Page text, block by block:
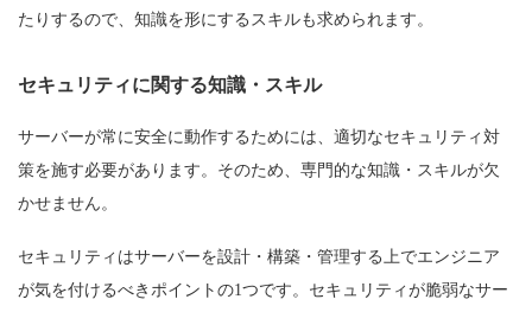
たりするので、知識を形にするスキルも求められます。
セキュリティに関する知識・スキル
サーバーが常に安全に動作するためには、適切なセキュリティ対
策を施す必要があります。そのため、専門的な知識・スキルが欠
かせません。
セキュリティはサーバーを設計・構築・管理する上でエンジニア
が気を付けるべきポイントの1つです。セキュリティが脆弱なサー